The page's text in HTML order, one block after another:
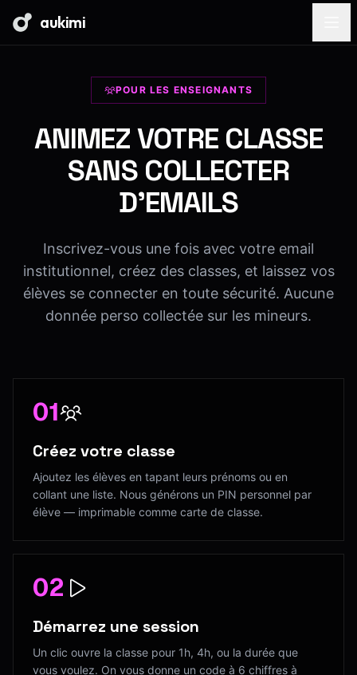
aukimi
POUR LES ENSEIGNANTS
ANIMEZ VOTRE CLASSE
SANS COLLECTER
D'EMAILS
Inscrivez-vous une fois avec votre email
institutionnel, créez des classes, et laissez vos
élèves se connecter en toute sécurité. Aucune
donnée perso collectée sur les mineurs.
01
Créez votre classe
Ajoutez les élèves en tapant leurs prénoms ou en
collant une liste. Nous générons un PIN personnel par
élève — imprimable comme carte de classe.
02
Démarrez une session
Un clic ouvre la classe pour 1h, 4h, ou la durée que
vous voulez. On vous donne un code à 6 chiffres à